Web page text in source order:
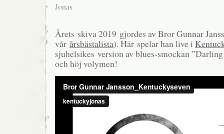
Jonas
Årets skiva 2019 gjordes av Bror Gunnar
vår årsbästalista). Här spelar han live i
sjuhelsikes version av blues-smockan
och höj volymen!